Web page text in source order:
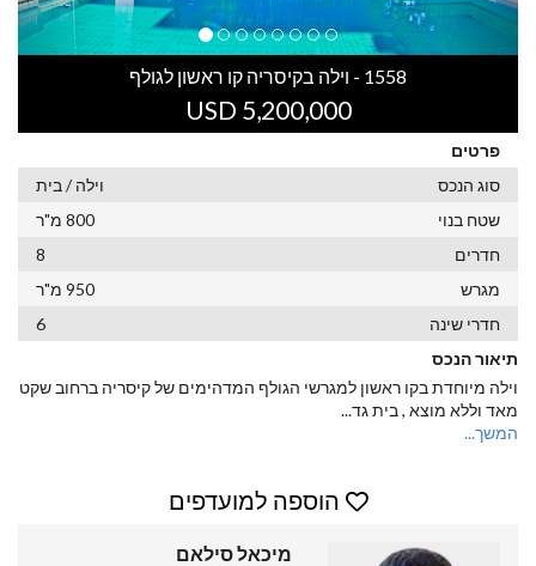
1558 - וילה בקיסריה קו ראשון לגולף
USD 5,200,000
פרטים
סוג הנכס
וילה / בית
שטח בנוי
800 מ"ר
חדרים
8
מגרש
950 מ"ר
חדרי שינה
6
תיאור הנכס
וילה מיוחדת בקו ראשון למגרשי הגולף המדהימים של קיסריה ברחוב שקט
מאד וללא מוצא , בית גד...
המשך...
הוספה למועדפים
מיכאל סילאם